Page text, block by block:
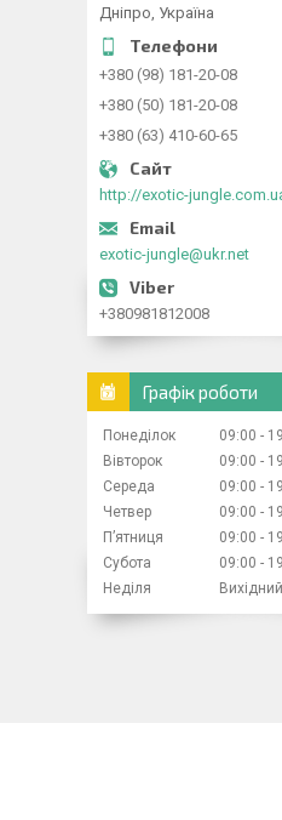
Дніпро, Україна
+380 (98) 181-20-08
+380 (50) 181-20-08
+380 (63) 410-60-65
http://exotic-
exotic-jungle@ukr.net
+380981812008
Графік роботи
Понеділок 09:00
Вівторок
09:00
Середа
09:00
Четвер
09:00
Пʼятниця
09:00
Субота
09:00
Неділя
Вихідний